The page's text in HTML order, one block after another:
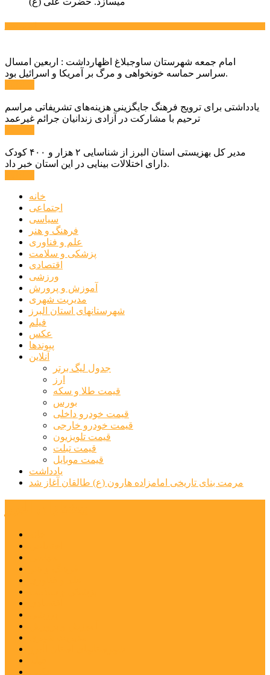
امام جمعه شهرستان ساوجبلاغ اظهارداشت : اربعین امسال
سراسر حماسه خونخواهی و مرگ بر آمریکا و اسرائیل بود.
یادداشتی برای ترویج فرهنگ جایگزینی هزینه‌های تشریفاتی مراسم
ترحیم با مشارکت در آزادی زندانیان جرائم غیرعمد
مدیر کل بهزیستی استان البرز از شناسایی ۲ هزار و ۴۰۰ کودک
دارای اختلالات بینایی در این استان خبر داد.
خانه
اجتماعی
سیاسی
فرهنگ و هنر
علم و فناوری
پزشکی و سلامت
اقتصادی
ورزشی
آموزش و پرورش
مدیریت شهری
شهرستانهای استان البرز
فیلم
عکس
پیوندها
آنلاین
جدول لیگ برتر
ارز
قیمت طلا و سکه
بورس
قیمت خودرو داخلی
قیمت خودرو خارجی
قیمت تلویزیون
قیمت تبلت
قیمت موبایل
یادداشت
مرمت بنای تاریخی امامزاده هارون (ع) طالقان آغاز شد